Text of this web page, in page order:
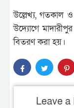
উল্লেখ্য, গতকাল ও
উদ্যোগে
বিতরণ করা হয়।
Leave a